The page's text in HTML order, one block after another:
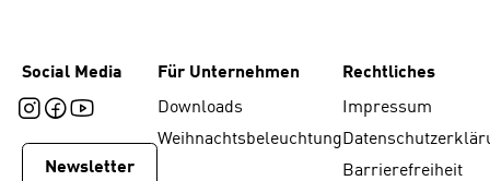
Social Media
Newsletter
Für Unternehmen
Downloads
Weihnachtsbeleuchtung
Rechtliches
Impressum
Barrierefreiheit